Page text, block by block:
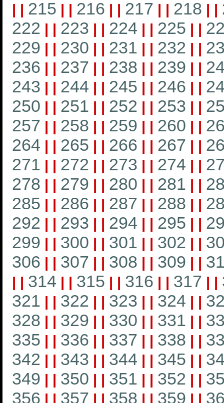
| | 215 | | 216 | | 217 | | 218 | |
222 | | 223 | | 224 | | 225 | |
229 | | 230 | | 231 | | 232 | |
236 | | 237 | | 238 | | 239 | |
243 | | 244 | | 245 | | 246 | |
250 | | 251 | | 252 | | 253 | |
257 | | 258 | | 259 | | 260 | |
264 | | 265 | | 266 | | 267 | |
271 | | 272 | | 273 | | 274 | |
278 | | 279 | | 280 | | 281 | |
285 | | 286 | | 287 | | 288 | |
292 | | 293 | | 294 | | 295 | |
299 | | 300 | | 301 | | 302 | |
306 | | 307 | | 308 | | 309 | |
| | 314 | | 315 | | 316 | | 317 | |
321 | | 322 | | 323 | | 324 | |
328 | | 329 | | 330 | | 331 | |
335 | | 336 | | 337 | | 338 | |
342 | | 343 | | 344 | | 345 | |
349 | | 350 | | 351 | | 352 | |
356 | | 357 | | 358 | | 359 | |